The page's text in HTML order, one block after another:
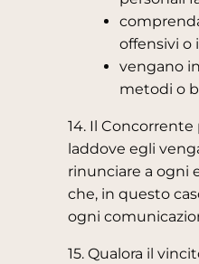
offensivi o
vengano
metodi o
14. Il
laddove egli
rinunciare a ogni
che, in questo
ogni
15. Qualora il